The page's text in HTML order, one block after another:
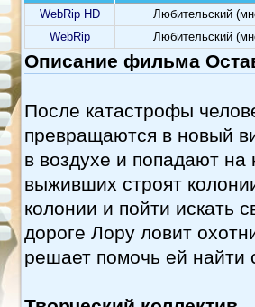
WebRip HD
Любительский
WebRip
Любительский
Описание фильма
После катастрофы
превращаются в новый
в воздухе и попадают на
выживших строят
колонии и пойти искать
дороге Лору ловит
решает помочь ей найти